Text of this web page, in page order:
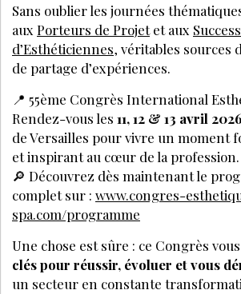
Sans oublier les journées
aux Porteurs de Projetet aux
d’Esthéticiennes, véritables sources
de partage d’expériences.
📍 55ème Congrès International
Rendez-vous les 11, 12 & 13 avril 2026
de Versailles pour vivre un moment
et inspirant au cœur de la profession.
🔎 Découvrez dès maintenant le
complet sur : www.congres-
spa.com/programme
Une chose est sûre : ce Congrès
clés pour réussir, évoluer et vous
un secteur en constante